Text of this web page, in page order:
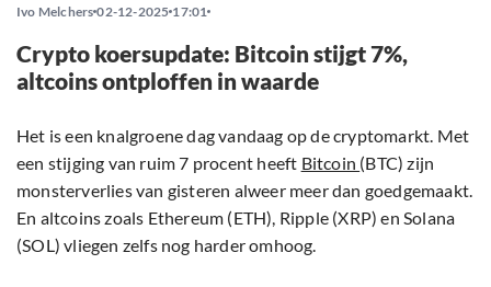
Ivo Melchers 02-12-2025 17:01
Crypto koersupdate: Bitcoin stijgt 7%,
altcoins ontploffen in waarde
Het is een knalgroene dag vandaag op de cryptomarkt. Met
een stijging van ruim 7 procent heeft Bitcoin (BTC) zijn
monsterverlies van gisteren alweer meer dan goedgemaakt.
En altcoins zoals Ethereum (ETH), Ripple (XRP) en Solana
(SOL) vliegen zelfs nog harder omhoog.